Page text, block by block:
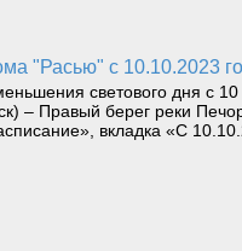
"Расью" с 10.10.2023
светового дня с
– Правый берег реки
вкладка «С